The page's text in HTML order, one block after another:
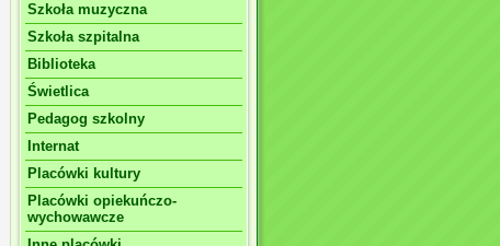
Szkoła muzyczna
Szkoła szpitalna
Biblioteka
Świetlica
Pedagog szkolny
Internat
Placówki kultury
Placówki opiekuńczo-
wychowawcze